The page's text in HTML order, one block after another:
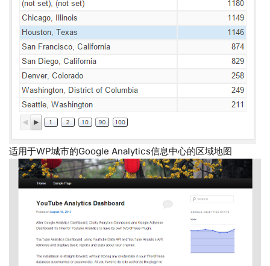
适用于WP城市的Google Analytics信息中心的区域地图